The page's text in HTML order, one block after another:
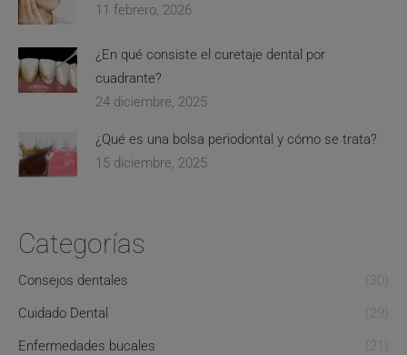
11 febrero, 2026
¿En qué consiste el curetaje dental por
cuadrante?
24 diciembre, 2025
¿Qué es una bolsa periodontal y cómo se trata?
15 diciembre, 2025
Categorías
Consejos dentales
(30)
Cuidado Dental
(29)
Enfermedades bucales
(21)